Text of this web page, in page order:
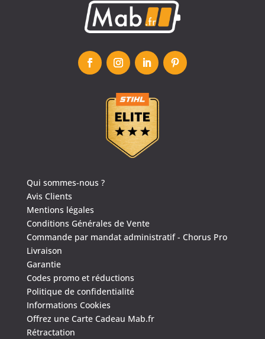
Qui sommes-nous ?
Avis Clients
Mentions légales
Conditions Générales de Vente
Commande par mandat administratif - Chorus Pro
Livraison
Garantie
Codes promo et réductions
Politique de confidentialité
Informations Cookies
Offrez une Carte Cadeau Mab.fr
Rétractation